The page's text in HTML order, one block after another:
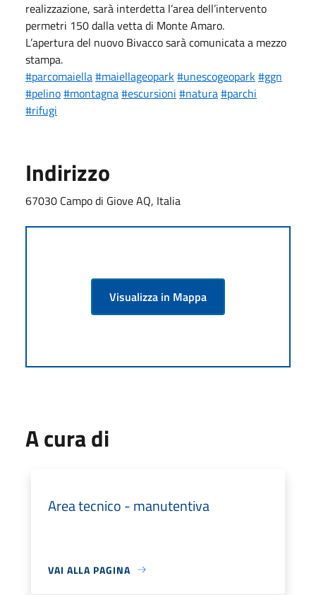
realizzazione, sarà interdetta l’area dell’intervento
permetri 150 dalla vetta di Monte Amaro.
L’apertura del nuovo Bivacco sarà comunicata a mezzo
stampa.
#parcomaiella#maiellageopark#unescogeopark#ggn
#pelino#montagna#escursioni #natura#parchi
#rifugi
Indirizzo
67030 Campo di Giove AQ, Italia
Visualizza in Mappa
A cura di
Area tecnico - manutentiva
VAI ALLA PAGINA